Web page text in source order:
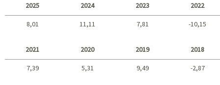
2025 2024 2023 2022
8,01 11,11 7,81 -10,15
2021 2020 2019 2018
7,39 5,31 9,49 -2,87